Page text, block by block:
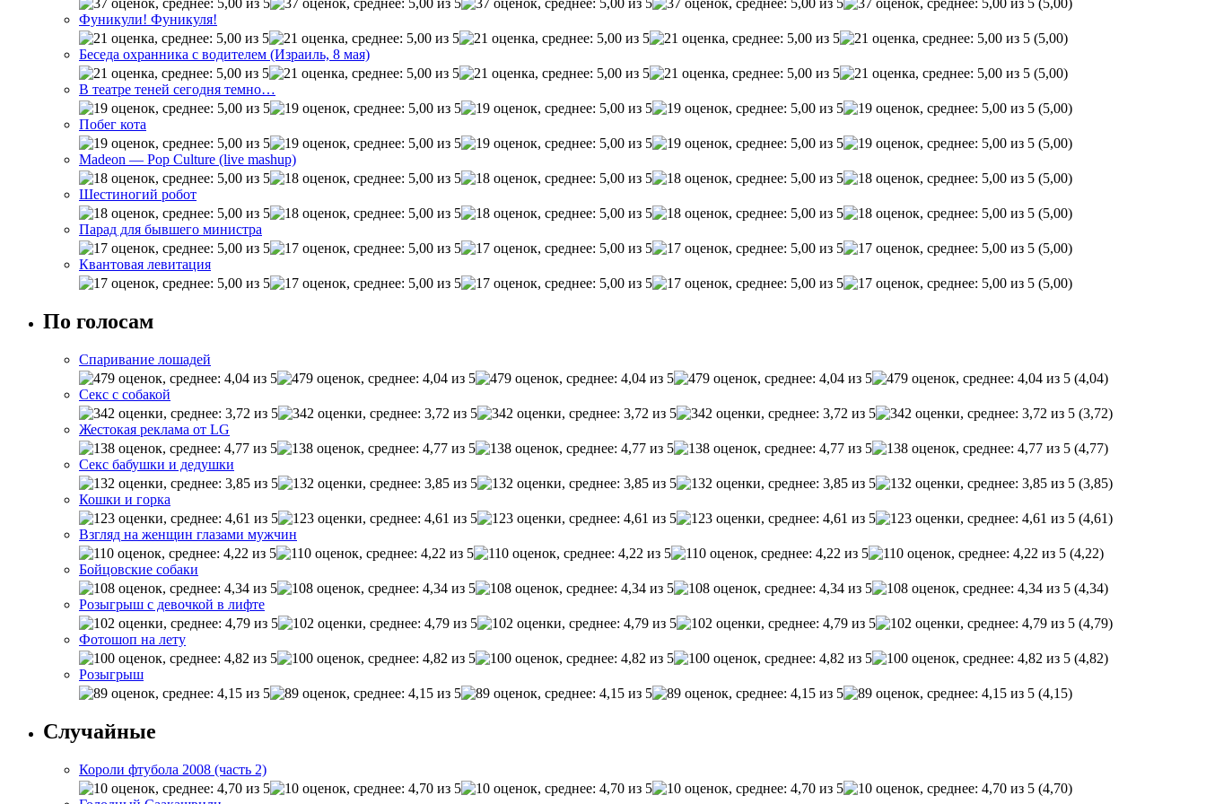
Фуникули! Фуникуля!
(5,00)
Беседа охранника с водителем (Израиль, 8 мая)
(5,00)
В театре теней сегодня темно…
(5,00)
Побег кота
(5,00)
Madeon — Pop Culture (live mashup)
(5,00)
Шестиногий робот
(5,00)
Парад для бывшего министра
(5,00)
Квантовая левитация
(5,00)
По голосам
Спаривание лошадей
(4,04)
Секс с собакой
(3,72)
Жестокая реклама от LG
(4,77)
Секс бабушки и дедушки
(3,85)
Кошки и горка
(4,61)
Взгляд на женщин глазами мужчин
(4,22)
Бойцовские собаки
(4,34)
Розыгрыш с девочкой в лифте
(4,79)
Фотошоп на лету
(4,82)
Розыгрыш
(4,15)
Случайные
Короли фтубола 2008 (часть 2)
(4,70)